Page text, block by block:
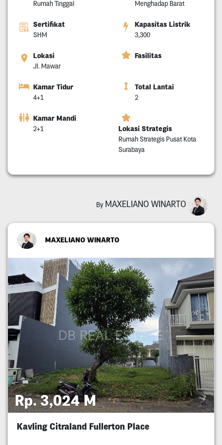
Rumah Tinggal Menghadap Barat
Sertifikat
SHM
Kapasitas Listrik
3,300
Lokasi
Jl. Mawar
Fasilitas
Kamar Tidur
4+1
Total Lantai
2
Kamar Mandi
2+1 Lokasi Strategis
Rumah Strategis Pusat Kota
Surabaya
By MAXELIANO WINARTO
MAXELIANO WINARTO
Rp. 3,024 M
Kavling Citraland Fullerton Place